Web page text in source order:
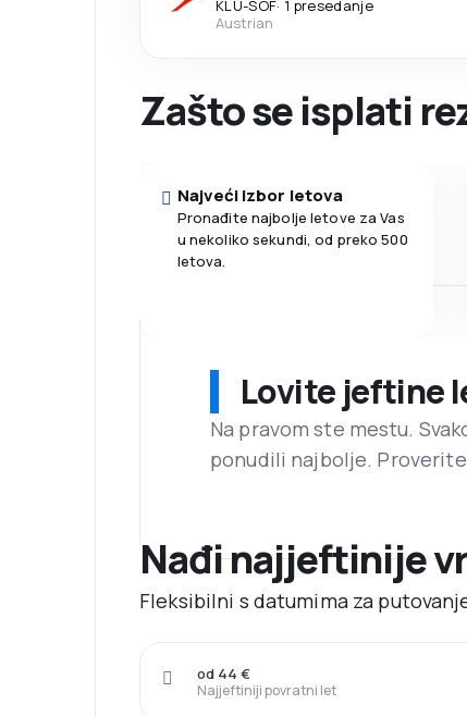
KLU-SOF· 1 presedanje
Austrian
Zašto se isplati
Najveći izbor letova
Pronađite najbolje letove za Vas
u nekoliko sekundi, od preko 500
letova.
Lovite jeftine
Na pravom ste mestu.
ponudili najbolje.
Nađi najjeftinije
Fleksibilni s datumima za
Najjeftiniji povratni let
od 44 €